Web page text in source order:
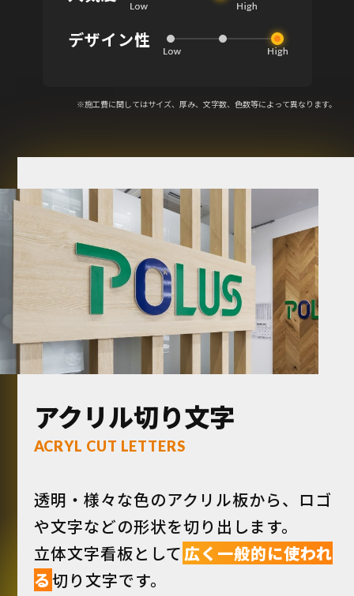
デザイン性
※施工費に関してはサイズ、厚み、文字数、色数等によって異なります。
アクリル切り文字
ACRYL CUT LETTERS
透明・様々な色のアクリル板から、ロゴ
や文字などの形状を切り出します。
立体文字看板として広く一般的に使われ
る切り文字です。